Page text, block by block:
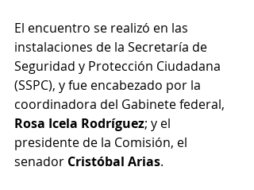
El encuentro se realizó en las
instalaciones de la Secretaría de
Seguridad y Protección Ciudadana
(SSPC), y fue encabezado por la
coordinadora del Gabinete federal,
Rosa Icela Rodríguez; y el
presidente de la Comisión, el
senador Cristóbal Arias.